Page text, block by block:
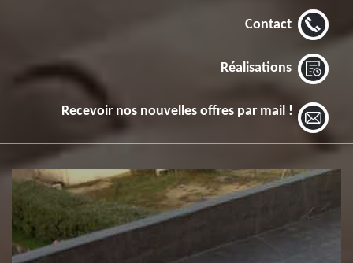
Contact
Réalisations
Recevoir nos nouvelles offres par mail !